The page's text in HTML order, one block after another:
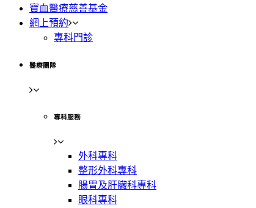
寶血醫療慈善基金
網上預約
專科門診
醫療團隊
專科服務
外科專科
整形外科專科
腸胃及肝臟科專科
眼科專科